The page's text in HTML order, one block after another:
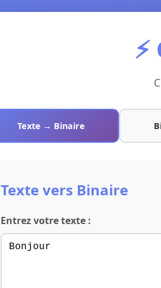
Texte → Binaire
Texte vers Binaire
Entrez votre texte :